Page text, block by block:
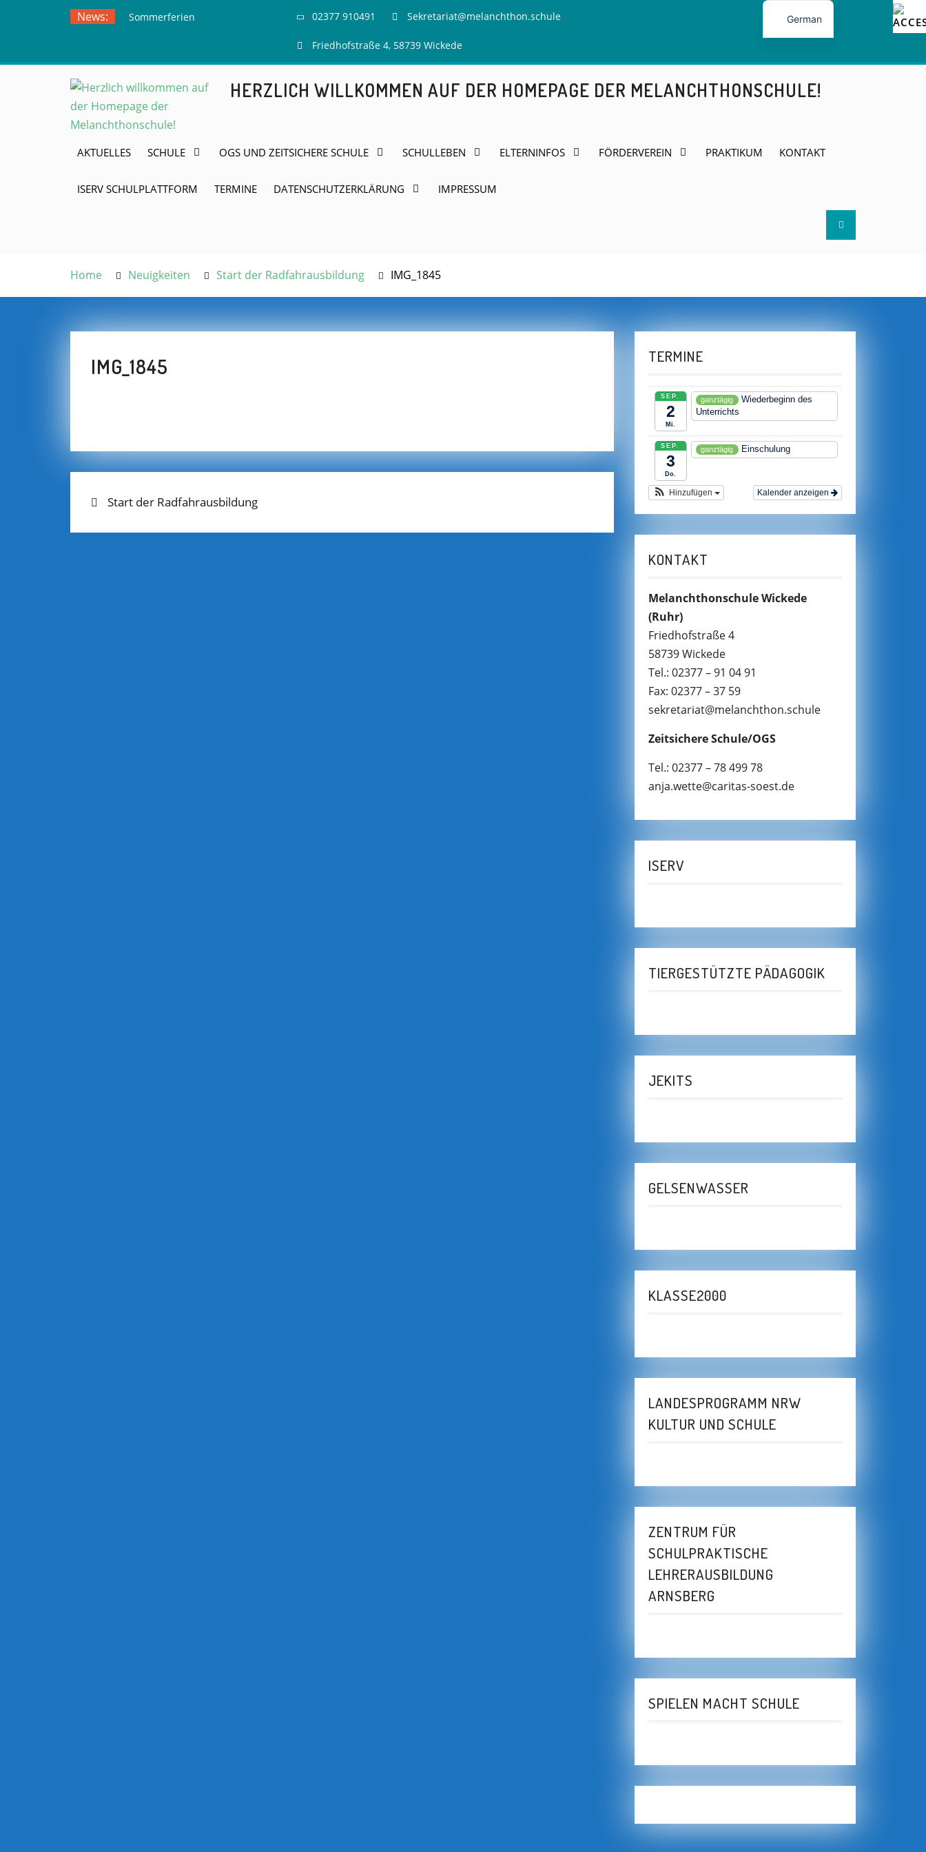
News:
Sommerferien
Herdringen
02377 910491 Sekretariat@melanchthon.schule
Friedhofstraße 4, 58739 Wickede
HERZLICH WILLKOMMEN AUF DER HOMEPAGE DER MELANCHTHONSCHULE!
AKTUELLES SCHULE OGS UND ZEITSICHERE SCHULE SCHULLEBEN ELTERNINFOS FÖRDERVEREIN PRAKTIKUM KONTAKT
ISERV SCHULPLATTFORM TERMINE DATENSCHUTZERKLÄRUNG IMPRESSUM
Search
Home Neuigkeiten Start der Radfahrausbildung IMG_1845
IMG_1845
BEITRAGS-
NAVIGATION
Previous
Start der Radfahrausbildung
TERMINE
SEP.
2
Mi.
ganztägig
Wiederbeginn des
Unterrichts
SEP.
3
Do.
ganztägig Einschulung
Kalender anzeigen
Hinzufügen
KONTAKT
Melanchthonschule Wickede
(Ruhr)
Friedhofstraße 4
58739 Wickede
Tel.: 02377 – 91 04 91
Fax: 02377 – 37 59
sekretariat@melanchthon.schule
Zeitsichere Schule/OGS
Tel.: 02377 – 78 499 78
anja.wette@caritas-soest.de
ISERV
TIERGESTÜTZTE PÄDAGOGIK
JEKITS
GELSENWASSER
KLASSE2000
LANDESPROGRAMM NRW
KULTUR UND SCHULE
ZENTRUM FÜR
SCHULPRAKTISCHE
LEHRERAUSBILDUNG
ARNSBERG
SPIELEN MACHT SCHULE
German